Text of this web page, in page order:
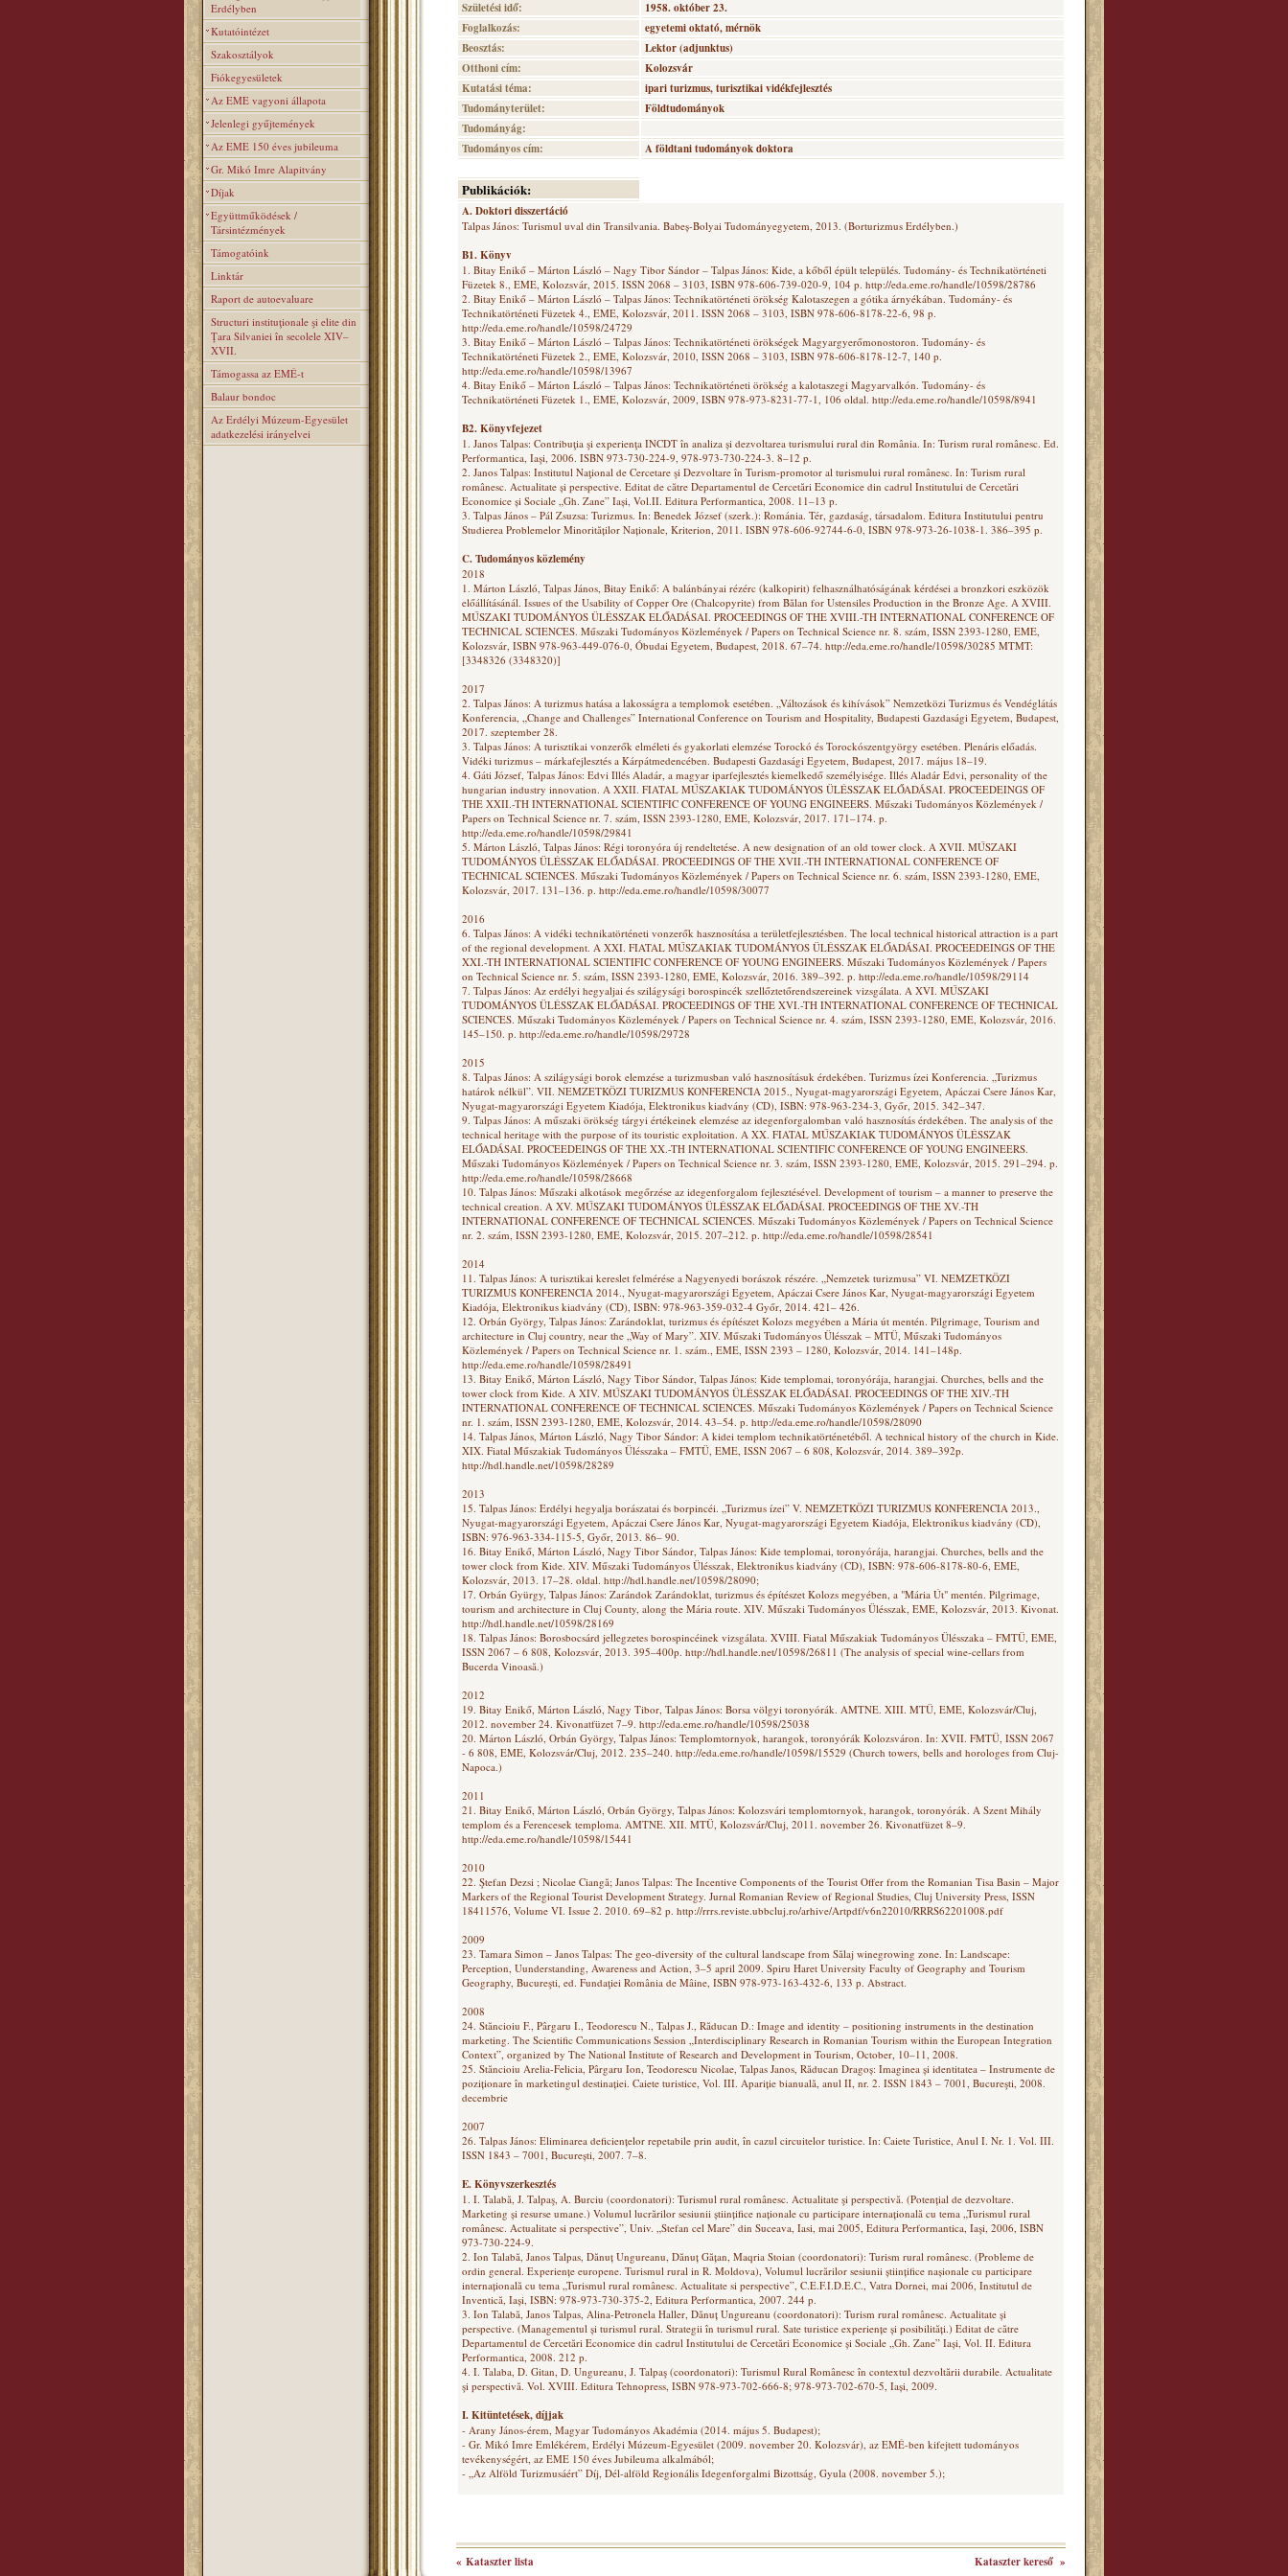
Erdélyben
Kutatóintézet
Szakosztályok
Fiókegyesületek
Az EME vagyoni állapota
Jelenlegi gyűjtemények
Az EME 150 éves jubileuma
Gr. Mikó Imre Alapitvány
Díjak
Együttműködések /
Társintézmények
Támogatóink
Linktár
Raport de autoevaluare
Structuri instituţionale şi elite din
Ţara Silvaniei în secolele XIV–
XVII.
Támogassa az EMÉ-t
Balaur bondoc
Az Erdélyi Múzeum-Egyesület
adatkezelési irányelvei
Születési idő:
1958. október 23.
Foglalkozás:
egyetemi oktató, mérnök
Beosztás:
Lektor (adjunktus)
Otthoni cím:
Kolozsvár
Kutatási téma:
ipari turizmus, turisztikai vidékfejlesztés
Tudományterület:
Földtudományok
Tudományág:
Tudományos cím:
A földtani tudományok doktora
Publikációk:
A. Doktori disszertáció
Talpas János: Turismul uval din Transilvania. Babeș-Bolyai Tudományegyetem, 2013. (Borturizmus Erdélyben.)
B1. Könyv
1. Bitay Enikő – Márton László – Nagy Tibor Sándor – Talpas János: Kide, a kőből épült település. Tudomány- és Technikatörténeti
Füzetek 8., EME, Kolozsvár, 2015. ISSN 2068 – 3103, ISBN 978-606-739-020-9, 104 p. http://eda.eme.ro/handle/10598/28786
2. Bitay Enikő – Márton László – Talpas János: Technikatörténeti örökség Kalotaszegen a gótika árnyékában. Tudomány- és
Technikatörténeti Füzetek 4., EME, Kolozsvár, 2011. ISSN 2068 – 3103, ISBN 978-606-8178-22-6, 98 p.
http://eda.eme.ro/handle/10598/24729
3. Bitay Enikő – Márton László – Talpas János: Technikatörténeti örökségek Magyargyerőmonostoron. Tudomány- és
Technikatörténeti Füzetek 2., EME, Kolozsvár, 2010, ISSN 2068 – 3103, ISBN 978-606-8178-12-7, 140 p.
http://eda.eme.ro/handle/10598/13967
4. Bitay Enikő – Márton László – Talpas János: Technikatörténeti örökség a kalotaszegi Magyarvalkón. Tudomány- és
Technikatörténeti Füzetek 1., EME, Kolozsvár, 2009, ISBN 978-973-8231-77-1, 106 oldal. http://eda.eme.ro/handle/10598/8941
B2. Könyvfejezet
1. Janos Talpas: Contribuţia şi experienţa INCDT în analiza și dezvoltarea turismului rural din România. In: Turism rural românesc. Ed.
Performantica, Iaşi, 2006. ISBN 973-730-224-9, 978-973-730-224-3. 8–12 p.
2. Janos Talpas: Institutul Naţional de Cercetare şi Dezvoltare în Turism-promotor al turismului rural românesc. In: Turism rural
românesc. Actualitate și perspective. Editat de către Departamentul de Cercetări Economice din cadrul Institutului de Cercetări
Economice și Sociale „Gh. Zane” Iași, Vol.II. Editura Performantica, 2008. 11–13 p.
3. Talpas János – Pál Zsuzsa: Turizmus. In: Benedek József (szerk.): Románia. Tér, gazdaság, társadalom. Editura Institutului pentru
Studierea Problemelor Minorităților Naționale, Kriterion, 2011. ISBN 978-606-92744-6-0, ISBN 978-973-26-1038-1. 386–395 p.
C. Tudományos közlemény
2018
1. Márton László, Talpas János, Bitay Enikő: A balánbányai rézérc (kalkopirit) felhasználhatóságának kérdései a bronzkori eszközök
előállításánál. Issues of the Usability of Copper Ore (Chalcopyrite) from Bălan for Ustensiles Production in the Bronze Age. A XVIII.
MŰSZAKI TUDOMÁNYOS ÜLÉSSZAK ELŐADÁSAI. PROCEEDINGS OF THE XVIII.-TH INTERNATIONAL CONFERENCE OF
TECHNICAL SCIENCES. Műszaki Tudományos Közlemények / Papers on Technical Science nr. 8. szám, ISSN 2393-1280, EME,
Kolozsvár, ISBN 978-963-449-076-0, Óbudai Egyetem, Budapest, 2018. 67–74. http://eda.eme.ro/handle/10598/30285 MTMT:
[3348326 (3348320)]
2017
2. Talpas János: A turizmus hatása a lakosságra a templomok esetében. „Változások és kihívások” Nemzetközi Turizmus és Vendéglátás
Konferencia, „Change and Challenges” International Conference on Tourism and Hospitality, Budapesti Gazdasági Egyetem, Budapest,
2017. szeptember 28.
3. Talpas János: A turisztikai vonzerők elméleti és gyakorlati elemzése Torockó és Torockószentgyörgy esetében. Plenáris előadás.
Vidéki turizmus – márkafejlesztés a Kárpátmedencében. Budapesti Gazdasági Egyetem, Budapest, 2017. május 18–19.
4. Gáti József, Talpas János: Edvi Illés Aladár, a magyar iparfejlesztés kiemelkedő személyisége. Illés Aladár Edvi, personality of the
hungarian industry innovation. A XXII. FIATAL MŰSZAKIAK TUDOMÁNYOS ÜLÉSSZAK ELŐADÁSAI. PROCEEDEINGS OF
THE XXII.-TH INTERNATIONAL SCIENTIFIC CONFERENCE OF YOUNG ENGINEERS. Műszaki Tudományos Közlemények /
Papers on Technical Science nr. 7. szám, ISSN 2393-1280, EME, Kolozsvár, 2017. 171–174. p.
http://eda.eme.ro/handle/10598/29841
5. Márton László, Talpas János: Régi toronyóra új rendeltetése. A new designation of an old tower clock. A XVII. MŰSZAKI
TUDOMÁNYOS ÜLÉSSZAK ELŐADÁSAI. PROCEEDINGS OF THE XVII.-TH INTERNATIONAL CONFERENCE OF
TECHNICAL SCIENCES. Műszaki Tudományos Közlemények / Papers on Technical Science nr. 6. szám, ISSN 2393-1280, EME,
Kolozsvár, 2017. 131–136. p. http://eda.eme.ro/handle/10598/30077
2016
6. Talpas János: A vidéki technikatörténeti vonzerők hasznosítása a területfejlesztésben. The local technical historical attraction is a part
of the regional development. A XXI. FIATAL MŰSZAKIAK TUDOMÁNYOS ÜLÉSSZAK ELŐADÁSAI. PROCEEDEINGS OF THE
XXI.-TH INTERNATIONAL SCIENTIFIC CONFERENCE OF YOUNG ENGINEERS. Műszaki Tudományos Közlemények / Papers
on Technical Science nr. 5. szám, ISSN 2393-1280, EME, Kolozsvár, 2016. 389–392. p. http://eda.eme.ro/handle/10598/29114
7. Talpas János: Az erdélyi hegyaljai és szilágysági borospincék szellőztetőrendszereinek vizsgálata. A XVI. MŰSZAKI
TUDOMÁNYOS ÜLÉSSZAK ELŐADÁSAI. PROCEEDINGS OF THE XVI.-TH INTERNATIONAL CONFERENCE OF TECHNICAL
SCIENCES. Műszaki Tudományos Közlemények / Papers on Technical Science nr. 4. szám, ISSN 2393-1280, EME, Kolozsvár, 2016.
145–150. p. http://eda.eme.ro/handle/10598/29728
2015
8. Talpas János: A szilágysági borok elemzése a turizmusban való hasznosításuk érdekében. Turizmus ízei Konferencia. „Turizmus
határok nélkül”. VII. NEMZETKÖZI TURIZMUS KONFERENCIA 2015., Nyugat-magyarországi Egyetem, Apáczai Csere János Kar,
Nyugat-magyarországi Egyetem Kiadója, Elektronikus kiadvány (CD), ISBN: 978-963-234-3, Győr, 2015. 342–347.
9. Talpas János: A műszaki örökség tárgyi értékeinek elemzése az idegenforgalomban való hasznosítás érdekében. The analysis of the
technical heritage with the purpose of its touristic exploitation. A XX. FIATAL MŰSZAKIAK TUDOMÁNYOS ÜLÉSSZAK
ELŐADÁSAI. PROCEEDEINGS OF THE XX.-TH INTERNATIONAL SCIENTIFIC CONFERENCE OF YOUNG ENGINEERS.
Műszaki Tudományos Közlemények / Papers on Technical Science nr. 3. szám, ISSN 2393-1280, EME, Kolozsvár, 2015. 291–294. p.
http://eda.eme.ro/handle/10598/28668
10. Talpas János: Műszaki alkotások megőrzése az idegenforgalom fejlesztésével. Development of tourism – a manner to preserve the
technical creation. A XV. MŰSZAKI TUDOMÁNYOS ÜLÉSSZAK ELŐADÁSAI. PROCEEDINGS OF THE XV.-TH
INTERNATIONAL CONFERENCE OF TECHNICAL SCIENCES. Műszaki Tudományos Közlemények / Papers on Technical Science
nr. 2. szám, ISSN 2393-1280, EME, Kolozsvár, 2015. 207–212. p. http://eda.eme.ro/handle/10598/28541
2014
11. Talpas János: A turisztikai kereslet felmérése a Nagyenyedi borászok részére. „Nemzetek turizmusa” VI. NEMZETKÖZI
TURIZMUS KONFERENCIA 2014., Nyugat-magyarországi Egyetem, Apáczai Csere János Kar, Nyugat-magyarországi Egyetem
Kiadója, Elektronikus kiadvány (CD), ISBN: 978-963-359-032-4 Győr, 2014. 421– 426.
12. Orbán György, Talpas János: Zarándoklat, turizmus és építészet Kolozs megyében a Mária út mentén. Pilgrimage, Tourism and
architecture in Cluj country, near the „Way of Mary”. XIV. Műszaki Tudományos Ülésszak – MTÜ, Műszaki Tudományos
Közlemények / Papers on Technical Science nr. 1. szám., EME, ISSN 2393 – 1280, Kolozsvár, 2014. 141–148p.
http://eda.eme.ro/handle/10598/28491
13. Bitay Enikő, Márton László, Nagy Tibor Sándor, Talpas János: Kide templomai, toronyórája, harangjai. Churches, bells and the
tower clock from Kide. A XIV. MŰSZAKI TUDOMÁNYOS ÜLÉSSZAK ELŐADÁSAI. PROCEEDINGS OF THE XIV.-TH
INTERNATIONAL CONFERENCE OF TECHNICAL SCIENCES. Műszaki Tudományos Közlemények / Papers on Technical Science
nr. 1. szám, ISSN 2393-1280, EME, Kolozsvár, 2014. 43–54. p. http://eda.eme.ro/handle/10598/28090
14. Talpas János, Márton László, Nagy Tibor Sándor: A kidei templom technikatörténetéből. A technical history of the church in Kide.
XIX. Fiatal Műszakiak Tudományos Ülésszaka – FMTÜ, EME, ISSN 2067 – 6 808, Kolozsvár, 2014. 389–392p.
http://hdl.handle.net/10598/28289
2013
15. Talpas János: Erdélyi hegyalja borászatai és borpincéi. „Turizmus ízei” V. NEMZETKÖZI TURIZMUS KONFERENCIA 2013.,
Nyugat-magyarországi Egyetem, Apáczai Csere János Kar, Nyugat-magyarországi Egyetem Kiadója, Elektronikus kiadvány (CD),
ISBN: 976-963-334-115-5, Győr, 2013. 86– 90.
16. Bitay Enikő, Márton László, Nagy Tibor Sándor, Talpas János: Kide templomai, toronyórája, harangjai. Churches, bells and the
tower clock from Kide. XIV. Műszaki Tudományos Ülésszak, Elektronikus kiadvány (CD), ISBN: 978-606-8178-80-6, EME,
Kolozsvár, 2013. 17–28. oldal. http://hdl.handle.net/10598/28090;
17. Orbán Gyürgy, Talpas János: Zarándok Zarándoklat, turizmus és építészet Kolozs megyében, a "Mária Út" mentén. Pilgrimage,
tourism and architecture in Cluj County, along the Mária route. XIV. Műszaki Tudományos Ülésszak, EME, Kolozsvár, 2013. Kivonat.
http://hdl.handle.net/10598/28169
18. Talpas János: Borosbocsárd jellegzetes borospincéinek vizsgálata. XVIII. Fiatal Műszakiak Tudományos Ülésszaka – FMTÜ, EME,
ISSN 2067 – 6 808, Kolozsvár, 2013. 395–400p. http://hdl.handle.net/10598/26811 (The analysis of special wine-cellars from
Bucerda Vinoasă.)
2012
19. Bitay Enikő, Márton László, Nagy Tibor, Talpas János: Borsa völgyi toronyórák. AMTNE. XIII. MTÜ, EME, Kolozsvár/Cluj,
2012. november 24. Kivonatfüzet 7–9. http://eda.eme.ro/handle/10598/25038
20. Márton László, Orbán György, Talpas János: Templomtornyok, harangok, toronyórák Kolozsváron. In: XVII. FMTÜ, ISSN 2067
- 6 808, EME, Kolozsvár/Cluj, 2012. 235–240. http://eda.eme.ro/handle/10598/15529 (Church towers, bells and horologes from Cluj-
Napoca.)
2011
21. Bitay Enikő, Márton László, Orbán György, Talpas János: Kolozsvári templomtornyok, harangok, toronyórák. A Szent Mihály
templom és a Ferencesek temploma. AMTNE. XII. MTÜ, Kolozsvár/Cluj, 2011. november 26. Kivonatfüzet 8–9.
http://eda.eme.ro/handle/10598/15441
2010
22. Ştefan Dezsi ; Nicolae Ciangă; Janos Talpas: The Incentive Components of the Tourist Offer from the Romanian Tisa Basin – Major
Markers of the Regional Tourist Development Strategy. Jurnal Romanian Review of Regional Studies, Cluj University Press, ISSN
18411576, Volume VI. Issue 2. 2010. 69–82 p. http://rrrs.reviste.ubbcluj.ro/arhive/Artpdf/v6n22010/RRRS62201008.pdf
2009
23. Tamara Simon – Janos Talpas: The geo-diversity of the cultural landscape from Sălaj winegrowing zone. In: Landscape:
Perception, Uunderstanding, Awareness and Action, 3–5 april 2009. Spiru Haret University Faculty of Geography and Tourism
Geography, Bucureşti, ed. Fundaţiei România de Mâine, ISBN 978-973-163-432-6, 133 p. Abstract.
2008
24. Stăncioiu F., Pârgaru I., Teodorescu N., Talpas J., Răducan D.: Image and identity – positioning instruments in the destination
marketing. The Scientific Communications Session „Interdisciplinary Research in Romanian Tourism within the European Integration
Context”, organized by The National Institute of Research and Development in Tourism, October, 10–11, 2008.
25. Stăncioiu Arelia-Felicia, Pârgaru Ion, Teodorescu Nicolae, Talpas Janos, Răducan Dragoș: Imaginea și identitatea – Instrumente de
poziționare în marketingul destinației. Caiete turistice, Vol. III. Apariție bianuală, anul II, nr. 2. ISSN 1843 – 7001, Bucureşti, 2008.
decembrie
2007
26. Talpas János: Eliminarea deficiențelor repetabile prin audit, în cazul circuitelor turistice. In: Caiete Turistice, Anul I. Nr. 1. Vol. III.
ISSN 1843 – 7001, București, 2007. 7–8.
E. Könyvszerkesztés
1. I. Talabă, J. Talpaş, A. Burciu (coordonatori): Turismul rural românesc. Actualitate şi perspectivă. (Potențial de dezvoltare.
Marketing și resurse umane.) Volumul lucrărilor sesiunii științifice naționale cu participare internațională cu tema „Turismul rural
românesc. Actualitate si perspective”, Univ. „Stefan cel Mare” din Suceava, Iasi, mai 2005, Editura Performantica, Iaşi, 2006, ISBN
973-730-224-9.
2. Ion Talabă, Janos Talpas, Dănuț Ungureanu, Dănuț Gățan, Maqria Stoian (coordonatori): Turism rural românesc. (Probleme de
ordin general. Experiențe europene. Turismul rural in R. Moldova), Volumul lucrărilor sesiunii științifice nașionale cu participare
internațională cu tema „Turismul rural românesc. Actualitate si perspective”, C.E.F.I.D.E.C., Vatra Dornei, mai 2006, Institutul de
Inventică, Iași, ISBN: 978-973-730-375-2, Editura Performantica, 2007. 244 p.
3. Ion Talabă, Janos Talpas, Alina-Petronela Haller, Dănuț Ungureanu (coordonatori): Turism rural românesc. Actualitate și
perspective. (Managementul și turismul rural. Strategii în turismul rural. Sate turistice experiențe și posibilități.) Editat de către
Departamentul de Cercetări Economice din cadrul Institutului de Cercetări Economice și Sociale „Gh. Zane” Iași, Vol. II. Editura
Performantica, 2008. 212 p.
4. I. Talaba, D. Gitan, D. Ungureanu, J. Talpaş (coordonatori): Turismul Rural Românesc în contextul dezvoltării durabile. Actualitate
şi perspectivă. Vol. XVIII. Editura Tehnopress, ISBN 978-973-702-666-8; 978-973-702-670-5, Iași, 2009.
I. Kitüntetések, díjjak
- Arany János-érem, Magyar Tudományos Akadémia (2014. május 5. Budapest);
- Gr. Mikó Imre Emlékérem, Erdélyi Múzeum-Egyesület (2009. november 20. Kolozsvár), az EMÉ-ben kifejtett tudományos
tevékenységért, az EME 150 éves Jubileuma alkalmából;
- „Az Alföld Turizmusáért” Díj, Dél-alföld Regionális Idegenforgalmi Bizottság, Gyula (2008. november 5.);
« Kataszter lista Kataszter kereső »